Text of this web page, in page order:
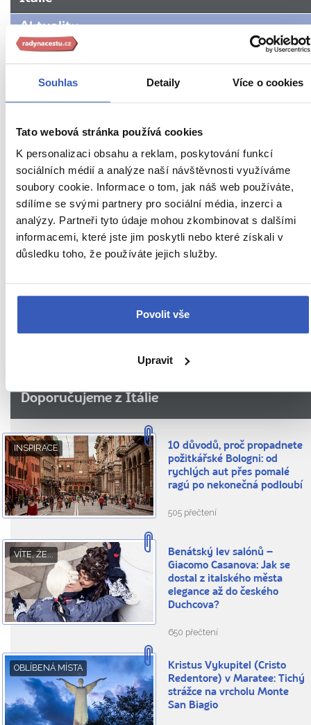
Souhlas Detaily Více o cookies
Tato webová stránka používá cookies
K personalizaci obsahu a reklam, poskytování funkcí
sociálních médií a analýze naší návštěvnosti využíváme
soubory cookie. Informace o tom, jak náš web používáte,
sdílíme se svými partnery pro sociální média, inzerci a
analýzy. Partneři tyto údaje mohou zkombinovat s dalšími
informacemi, které jste jim poskytli nebo které získali v
důsledku toho, že používáte jejich služby.
Povolit vše
Upravit
www.radynacestu.cz/magazin/hledate-
nejblizsi-
pizzerii-
shanite-
informace-
rime-
italii-
vyuzijte-
bezplatnou-
wifi/
Aktuality
Fotomagazín
Inspirace
Oblíbená místa
Počasí v Itálii
Rady na cestu
Radynacestu.tv
Typické počasí v Římě
Doporučujeme z Itálie
INSPIRACE
10 důvodů, proč propadnete
požitkářské Bologni: od
rychlých aut přes pomalé
ragú po nekonečná podloubí
505 přečtení
VÍTE, ŽE...
Benátský lev salónů –
Giacomo Casanova: Jak se
dostal z italského města
elegance až do českého
Duchcova?
650 přečtení
OBLÍBENÁ MÍSTA
Kristus Vykupitel (Cristo
Redentore) v Maratee: Tichý
strážce na vrcholu Monte
San Biagio